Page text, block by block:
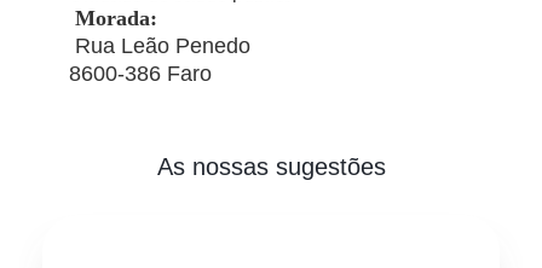
Morada:
Rua Leão Penedo
8600-386 Faro
As nossas sugestões